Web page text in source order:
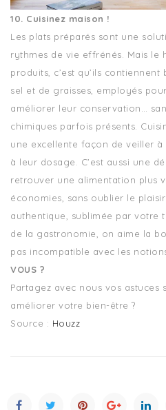
10. Cuisinez maison !
Les plats préparés sont une
rythmes de vie effrénés. Mais le
produits, c’est qu’ils
sel et de graisses, employés
améliorer leur conservation…
chimiques parfois présents.
une excellente façon de veiller
à leur dosage. C’est aussi une
retrouver une alimentation plus
économies, sans oublier le
authentique, sublimée par votre
de la gastronomie, on aime la
pas incompatible avec les
VOUS ?
Partagez avec nous vos astuces
améliorer votre bien-être ?
Source : Houzz